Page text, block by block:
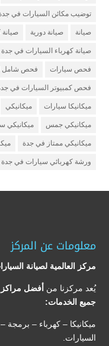
توضيب مكائن السيارات في
صيانة صيانة دورية صيانة
صيانة كهرباء السيارات في جدة
فحص سيارات فحص شامل
فحص كمبيوتر السيارات في
ميكانيكا سيارات ميكانيكي
ميكانيكي جمس ميكانيكي
ميكانيكي ممتاز في جدة
ورشة كهربائي سيارات في جدة
معلومات عن المركز
مركز العالمية لصيانة
يُعد مركزنا من أفضل
جميع الخدمات:
ميكانيكا – كهرباء –
السيارات.